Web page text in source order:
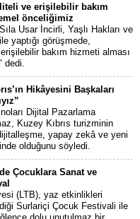
ve erişilebilir bakım
önceliğimiz
Usar İncirli, Yaşlı Hakları ve
yaptığı görüşmede,
bakım hizmeti alması
Hikâyesini Başkaları
Dijital Pazarlama
Kuzey Kıbrıs turizminin
yapay zekâ ve yeni
olduğunu söyledi.
Çocuklara Sanat ve
(LTB), yaz etkinlikleri
Surlariçi Çocuk Festivali ile